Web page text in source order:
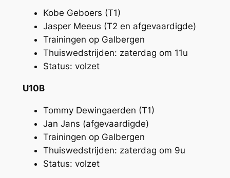
Kobe Geboers (T1)
Jasper Meeus (T2 en afgevaardigde)
Trainingen op Galbergen
Thuiswedstrijden: zaterdag om 11u
Status: volzet
U10B
Tommy Dewingaerden (T1)
Jan Jans (afgevaardigde)
Trainingen op Galbergen
Thuiswedstrijden: zaterdag om 9u
Status: volzet